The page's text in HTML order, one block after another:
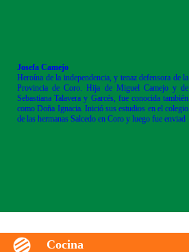
Josefa Camejo
Heroína de la independencia, y tenaz defensora de la
Provincia de Coro. Hija de Miguel Camejo y de
Sebastiana Talavera y Garcés, fue conocida también
como Doña Ignacia. Inició sus estudios en el colegio
de las hermanas Salcedo en Coro y luego fue enviad
Cocina